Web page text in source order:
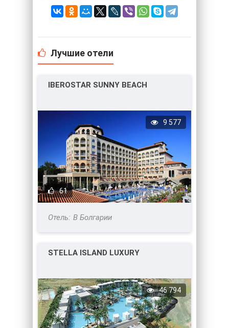
Лучшие отели
IBEROSTAR SUNNY BEACH
61
9 577
В Болгарии
STELLA ISLAND LUXURY
46 794